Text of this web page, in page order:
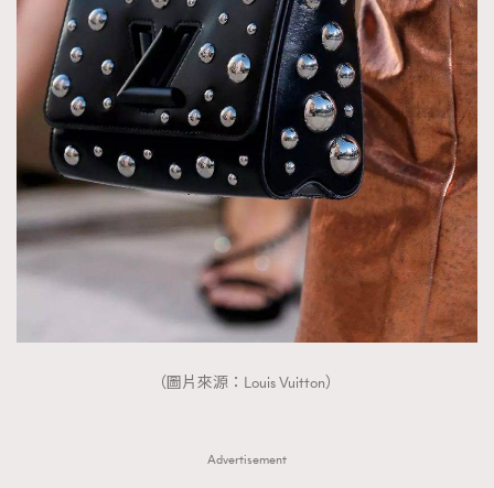
（圖片來源：Louis Vuitton）
Advertisement